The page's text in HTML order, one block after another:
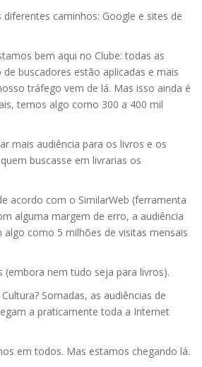
diferentes caminhos: Google e sites de
bem aqui no Clube: todas as
buscadores estão aplicadas e mais
tráfego vem de lá. Mas isso ainda é
temos algo como 300 a 400 mil
mais audiência para os livros e os
buscasse em livrarias os
acordo com o SimilarWeb (ferramenta
alguma margem de erro, a audiência
algo como 5 milhões de visitas mensais
(embora nem tudo seja para livros).
Somadas, as audiências de
a praticamente toda a Internet
em todos. Mas estamos chegando lá.